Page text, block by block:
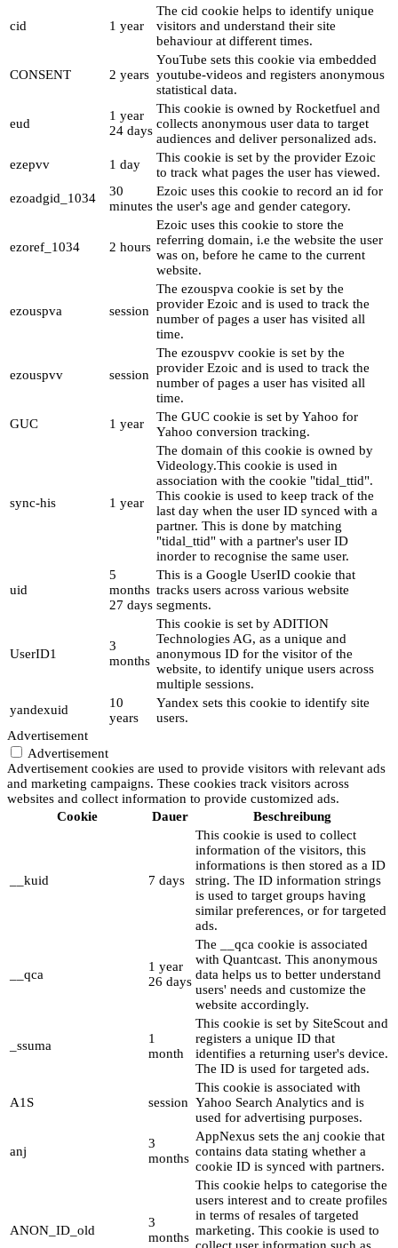
cid 1 year
The cid cookie helps to identify unique
visitors and understand their site
behaviour at different times.
CONSENT 2 years
YouTube sets this cookie via embedded
youtube-videos and registers anonymous
statistical data.
eud
1 year
24 days
This cookie is owned by Rocketfuel and
collects anonymous user data to target
audiences and deliver personalized ads.
ezepvv
1 day
This cookie is set by the provider Ezoic
to track what pages the user has viewed.
ezoadgid_1034
30
minutes
Ezoic uses this cookie to record an id for
the user's age and gender category.
ezoref_1034 2 hours
Ezoic uses this cookie to store the
referring domain, i.e the website the user
was on, before he came to the current
website.
ezouspva session
The ezouspva cookie is set by the
provider Ezoic and is used to track the
number of pages a user has visited all
time.
ezouspvv session
The ezouspvv cookie is set by the
provider Ezoic and is used to track the
number of pages a user has visited all
time.
GUC
1 year
The GUC cookie is set by Yahoo for
Yahoo conversion tracking.
sync-his 1 year
The domain of this cookie is owned by
Videology.This cookie is used in
association with the cookie "tidal_ttid".
This cookie is used to keep track of the
last day when the user ID synced with a
partner. This is done by matching
"tidal_ttid" with a partner's user ID
inorder to recognise the same user.
uid
5
months
27 days
This is a Google UserID cookie that
tracks users across various website
segments.
UserID1
3
months
This cookie is set by ADITION
Technologies AG, as a unique and
anonymous ID for the visitor of the
website, to identify unique users across
multiple sessions.
yandexuid
10
years
Yandex sets this cookie to identify site
users.
Advertisement
Advertisement
Advertisement cookies are used to provide visitors with relevant ads
and marketing campaigns. These cookies track visitors across
websites and collect information to provide customized ads.
Cookie
Dauer Beschreibung
__kuid 7 days
This cookie is used to collect
information of the visitors, this
informations is then stored as a ID
string. The ID information strings
is used to target groups having
similar preferences, or for targeted
ads.
__qca
1 year
26 days
The __qca cookie is associated
with Quantcast. This anonymous
data helps us to better understand
users' needs and customize the
website accordingly.
_ssuma
1
month
This cookie is set by SiteScout and
registers a unique ID that
identifies a returning user's device.
The ID is used for targeted ads.
A1S session
This cookie is associated with
Yahoo Search Analytics and is
used for advertising purposes.
anj
3
months
AppNexus sets the anj cookie that
contains data stating whether a
cookie ID is synced with partners.
ANON_ID_old
3
months
This cookie helps to categorise the
users interest and to create profiles
in terms of resales of targeted
marketing. This cookie is used to
collect user information such as